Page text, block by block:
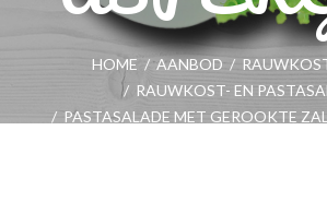
HOME / AANBOD /
/ RAUWKOST- EN
/ PASTASALADE MET GEROOKTE